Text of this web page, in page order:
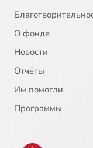
О фонде
Новости
Отчёты
Им помогли
Программы